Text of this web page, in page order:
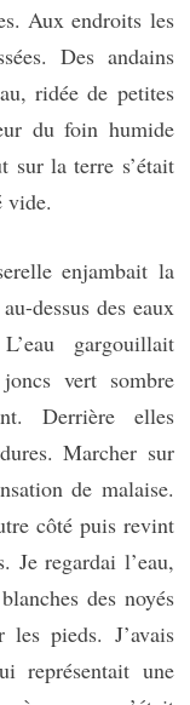
Aux endroits les
Des andains
ridée de petites
du foin humide
sur la terre s’était
vide.
enjambait la
dessus des eaux
gargouillait
vert sombre
Derrière elles
Marcher sur
de malaise.
côté puis revint
Je regardai l’eau,
des noyés
pieds. J’avais
représentait une